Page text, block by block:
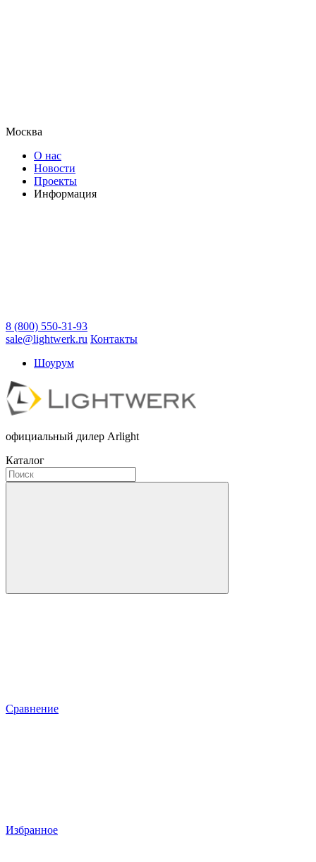
Москва
О нас
Новости
Проекты
Информация
8 (800) 550-31-93
sale@lightwerk.ru Контакты
Шоурум
официальный дилер Arlight
Каталог
Сравнение
Избранное